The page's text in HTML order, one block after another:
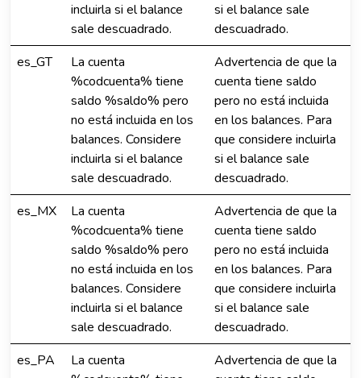
incluirla si el balance
sale descuadrado.
si el balance sale
descuadrado.
es_GT
La cuenta
%codcuenta% tiene
saldo %saldo% pero
no está incluida en los
balances. Considere
incluirla si el balance
sale descuadrado.
Advertencia de que la
cuenta tiene saldo
pero no está incluida
en los balances. Para
que considere incluirla
si el balance sale
descuadrado.
es_MX
La cuenta
%codcuenta% tiene
saldo %saldo% pero
no está incluida en los
balances. Considere
incluirla si el balance
sale descuadrado.
Advertencia de que la
cuenta tiene saldo
pero no está incluida
en los balances. Para
que considere incluirla
si el balance sale
descuadrado.
es_PA
La cuenta
Advertencia de que la